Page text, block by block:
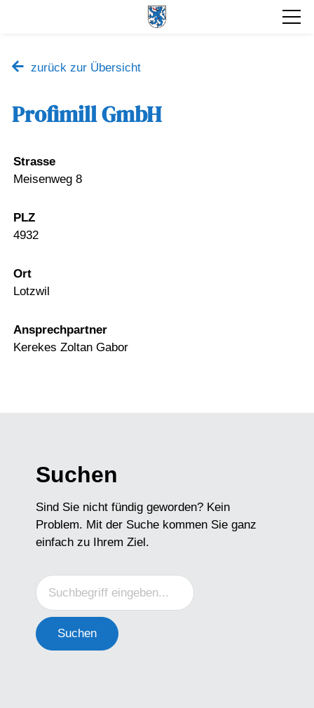
zurück zur Übersicht
Profimill GmbH
Strasse
Meisenweg 8
PLZ
4932
Ort
Lotzwil
Ansprechpartner
Kerekes Zoltan Gabor
Suchen
Sind Sie nicht fündig geworden? Kein
Problem. Mit der Suche kommen Sie ganz
einfach zu Ihrem Ziel.
Suchen